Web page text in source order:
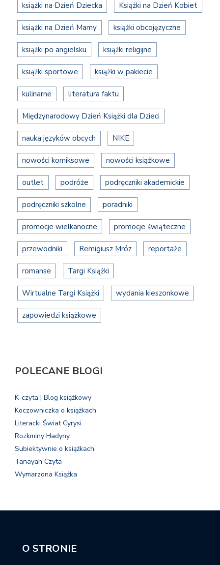
książki na Dzień Dziecka Książki na Dzień Kobiet
książki na Dzień Mamy książki obcojęzyczne
książki po angielsku książki religijne
książki sportowe książki w pakiecie
kulinarne literatura faktu
Międzynarodowy Dzień Książki dla Dzieci
nauka języków obcych NIKE
nowości komiksowe nowości książkowe
outlet podróże podręczniki akademickie
podręczniki szkolne poradniki
promocje wielkanocne promocje świąteczne
przewodniki Remigiusz Mróz reportaże
romanse Targi Książki
Wirtualne Targi Książki wydania kieszonkowe
zapowiedzi książkowe
POLECANE BLOGI
K-czyta | Blog książkowy
Koczowniczka o książkach
Literacki Świat Cyrysi
Rozkminy Hadyny
Subiektywnie o książkach
Tanayah Czyta
Wymarzona Książka
O STRONIE